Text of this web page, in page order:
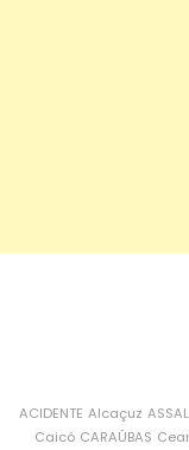
ACIDENTE Alcaçuz
Caicó CARAÚBAS